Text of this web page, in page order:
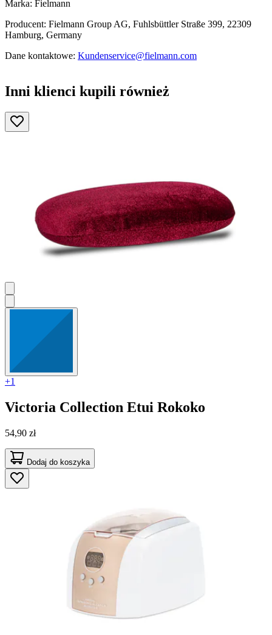
Marka: Fielmann
Producent: Fielmann Group AG, Fuhlsbüttler Straße 399, 22309
Hamburg, Germany
Dane kontaktowe: Kundenservice@fielmann.com
Inni klienci kupili również
+1
Victoria Collection Etui Rokoko
54,90 zł
Dodaj do koszyka